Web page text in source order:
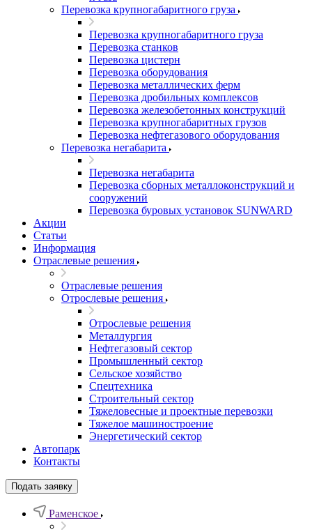
Перевозка крупногабаритного груза
Перевозка крупногабаритного груза
Перевозка станков
Перевозка цистерн
Перевозка оборудования
Перевозка металлических ферм
Перевозка дробильных комплексов
Перевозка железобетонных конструкций
Перевозка крупногабаритных грузов
Перевозка нефтегазового оборудования
Перевозка негабарита
Перевозка негабарита
Перевозка сборных металлоконструкций и
сооружений
Перевозка буровых установок SUNWARD
Акции
Статьи
Информация
Отраслевые решения
Отраслевые решения
Отрослевые решения
Отрослевые решения
Металлургия
Нефтегазовый сектор
Промышленный сектор
Сельское хозяйство
Спецтехника
Строительный сектор
Тяжеловесные и проектные перевозки
Тяжелое машиностроение
Энергетический сектор
Автопарк
Контакты
Подать заявку
Раменское